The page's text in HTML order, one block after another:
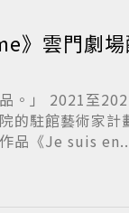
》雲門劇場
。」 2021至
的駐館藝術家計
品《Je suis